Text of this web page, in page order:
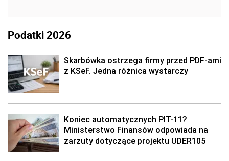
Podatki 2026
Skarbówka ostrzega firmy przed PDF-ami
z KSeF. Jedna różnica wystarczy
Koniec automatycznych PIT-11?
Ministerstwo Finansów odpowiada na
zarzuty dotyczące projektu UDER105